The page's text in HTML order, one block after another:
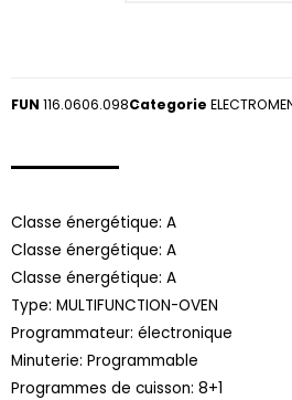
FUN 116.0606.098Categorie
Classe énergétique: A
Classe énergétique: A
Classe énergétique: A
Type: MULTIFUNCTION-OVEN
Programmateur: électronique
Minuterie: Programmable
Programmes de cuisson: 8+1